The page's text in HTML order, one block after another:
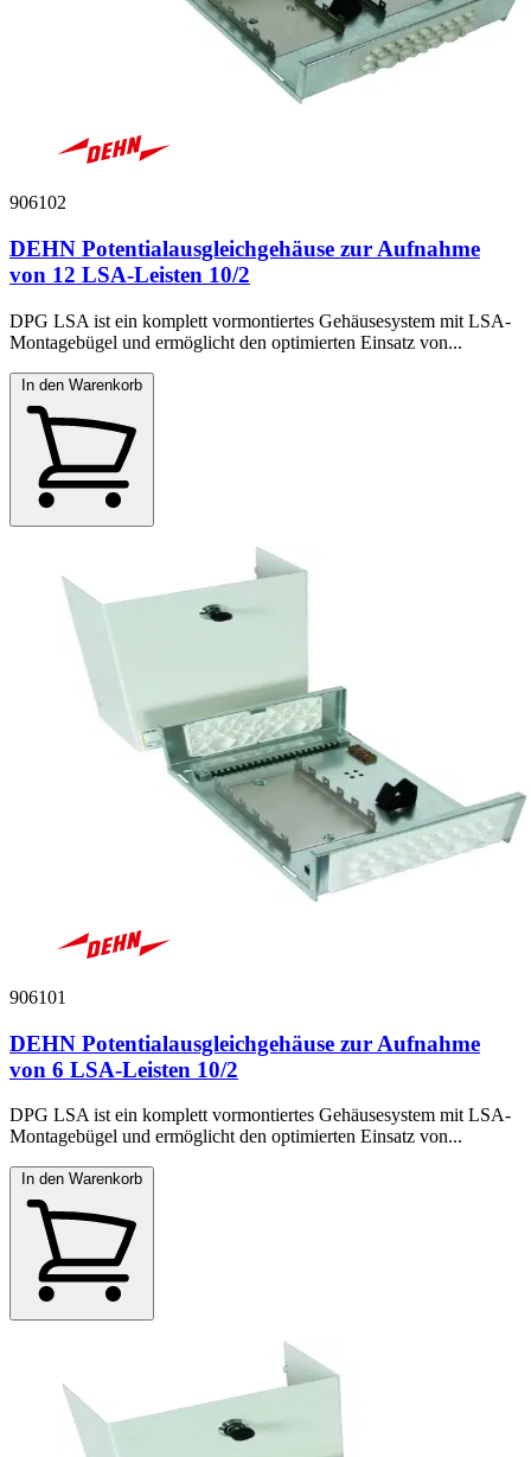
906102
DEHN Potentialausgleichgehäuse zur Aufnahme
von 12 LSA-Leisten 10/2
DPG LSA ist ein komplett vormontiertes Gehäusesystem mit LSA-
Montagebügel und ermöglicht den optimierten Einsatz von...
In den Warenkorb
906101
DEHN Potentialausgleichgehäuse zur Aufnahme
von 6 LSA-Leisten 10/2
DPG LSA ist ein komplett vormontiertes Gehäusesystem mit LSA-
Montagebügel und ermöglicht den optimierten Einsatz von...
In den Warenkorb